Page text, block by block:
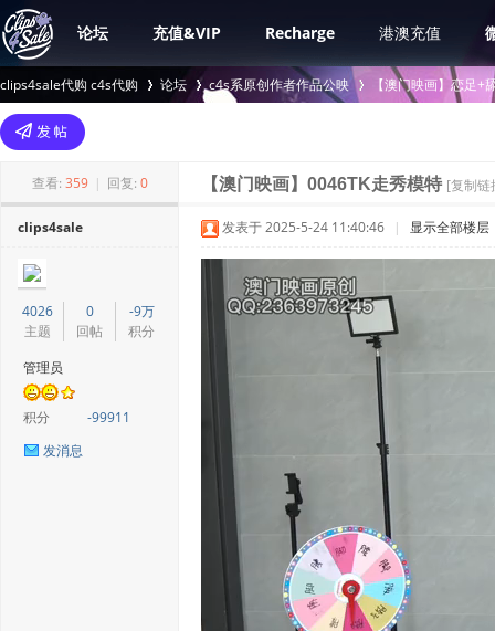
论坛 充值&VIP Recharge 港澳充值
clips4sale代购 c4s代购
>
论坛 c4s系原创作者作品公映
›
【澳门映画】恋足+
查看: 359 | 回复: 0 【澳门映画】0046TK走秀模特 [复制链
clips4sale
4026
主题
0
回帖
-9万
积分
管理员
积分
-99911
发消息
发表于 2025-5-24 11:40:46 | 显示全部楼层